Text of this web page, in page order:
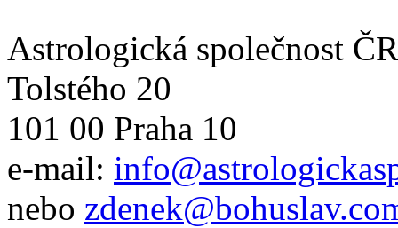
Astrologická společnost ČR
Tolstého 20
101 00 Praha 10
e-mail:
nebo